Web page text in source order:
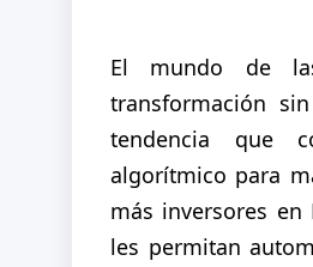
El mundo de
transformación
tendencia que
algorítmico para
más inversores en
les permitan